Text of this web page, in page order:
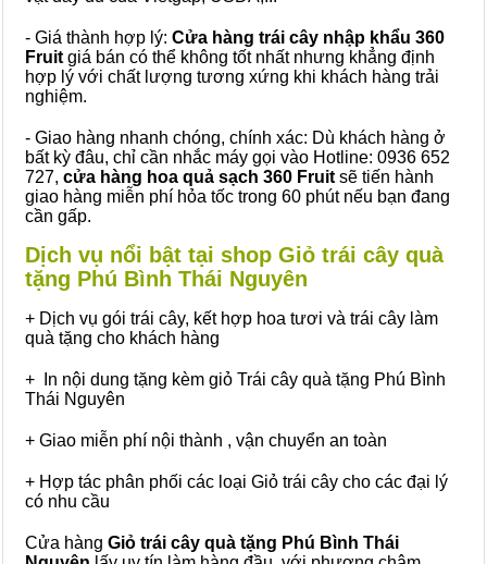
- Giá thành hợp lý: Cửa hàng trái cây nhập khẩu 360
Fruit giá bán có thể không tốt nhất nhưng khẳng định
hợp lý với chất lượng tương xứng khi khách hàng trải
nghiệm.
- Giao hàng nhanh chóng, chính xác: Dù khách hàng ở
bất kỳ đâu, chỉ cần nhắc máy gọi vào Hotline: 0936 652
727, cửa hàng hoa quả sạch 360 Fruit sẽ tiến hành
giao hàng miễn phí hỏa tốc trong 60 phút nếu bạn đang
cần gấp.
Dịch vụ nổi bật tại shop Giỏ trái cây quà
tặng Phú Bình Thái Nguyên
+ Dịch vụ gói trái cây, kết hợp hoa tươi và trái cây làm
quà tặng cho khách hàng
+ In nội dung tặng kèm giỏ Trái cây quà tặng Phú Bình
Thái Nguyên
+ Giao miễn phí nội thành , vận chuyển an toàn
+ Hợp tác phân phối các loại Giỏ trái cây cho các đại lý
có nhu cầu
Cửa hàng Giỏ trái cây quà tặng Phú Bình Thái